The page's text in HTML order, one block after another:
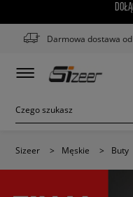
Darmowa dostawa od
Sizeer > Męskie > Buty